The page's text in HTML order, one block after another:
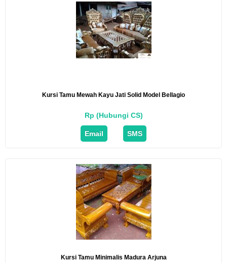
Kursi Tamu Mewah Kayu Jati Solid Model Bellagio
Rp (Hubungi CS)
Email SMS
Kursi Tamu Minimalis Madura Arjuna